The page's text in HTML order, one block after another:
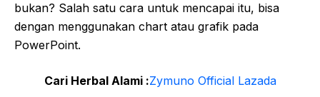
bukan? Salah satu cara untuk mencapai itu, bisa
dengan menggunakan chart atau grafik pada
PowerPoint.
Cari Herbal Alami :Zymuno Official Lazada